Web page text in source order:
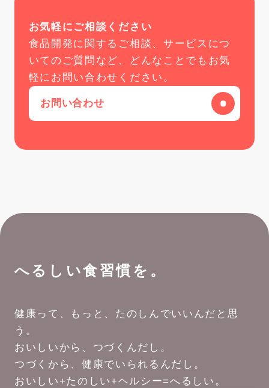
お気軽にご相談ください
食品開発に関するご相談、サービスにつ
いてのご質問など、どんなことでもお気
軽にお問い合わせください。
お問い合わせ
へるしい食習慣を。
健康って、もっと、たのしんでいいんだと思
う。
おいしいから、つづくんだし。
つづくから、健康でいられるんだし。
おいしい+たのしい+ヘルシー=へるしい。